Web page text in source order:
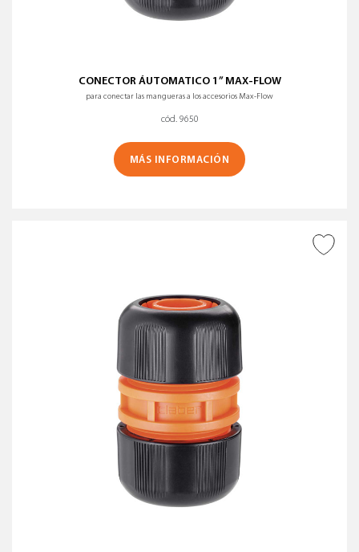
CONECTOR ÁUTOMATICO 1” MAX-FLOW
para conectar las mangueras a los accesorios Max-Flow
cód. 9650
MÁS INFORMACIÓN